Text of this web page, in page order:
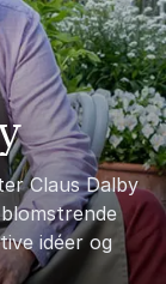
Claus Dalby
idéer og